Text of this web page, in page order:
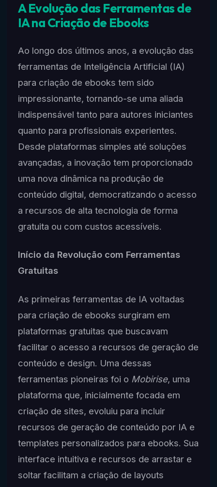
A Evolução das Ferramentas de
IA na Criação de Ebooks
Ao longo dos últimos anos, a evolução das
ferramentas de Inteligência Artificial (IA)
para criação de ebooks tem sido
impressionante, tornando-se uma aliada
indispensável tanto para autores iniciantes
quanto para profissionais experientes.
Desde plataformas simples até soluções
avançadas, a inovação tem proporcionado
uma nova dinâmica na produção de
conteúdo digital, democratizando o acesso
a recursos de alta tecnologia de forma
gratuita ou com custos acessíveis.
Início da Revolução com Ferramentas
Gratuitas
As primeiras ferramentas de IA voltadas
para criação de ebooks surgiram em
plataformas gratuitas que buscavam
facilitar o acesso a recursos de geração de
conteúdo e design. Uma dessas
ferramentas pioneiras foi o Mobirise, uma
plataforma que, inicialmente focada em
criação de sites, evoluiu para incluir
recursos de geração de conteúdo por IA e
templates personalizados para ebooks. Sua
interface intuitiva e recursos de arrastar e
soltar facilitam a criação de layouts